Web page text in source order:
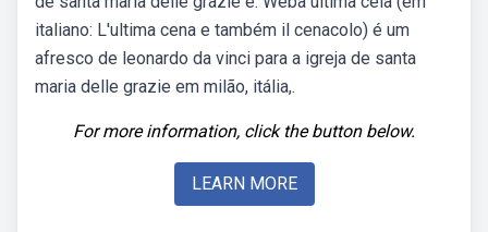
italiano: L'ultima cena e também il cenacolo) é um
afresco de leonardo da vinci para a igreja de santa
maria delle grazie em milão, itália,.
For more information, click the button below.
LEARN MORE